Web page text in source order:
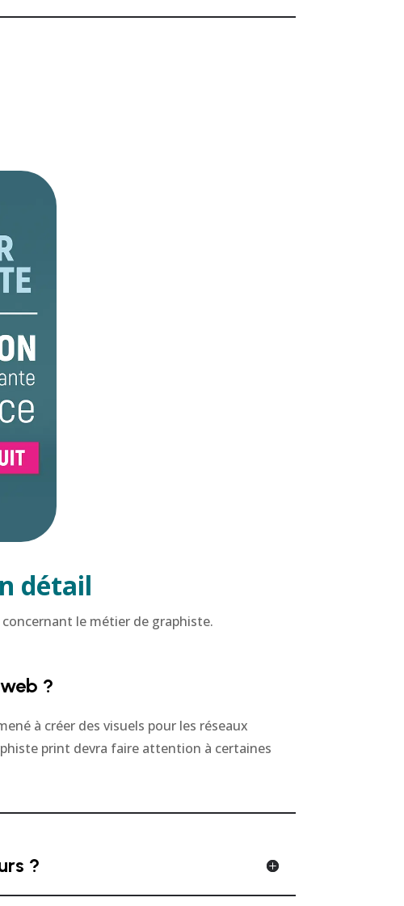
détail
le métier de graphiste.
?
à créer des visuels pour les réseaux
print devra faire attention à certaines
?